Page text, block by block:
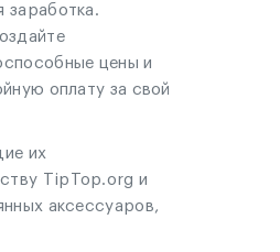
заработка.
цены и
оплату за свой
их
TipTop.org и
аксессуаров,